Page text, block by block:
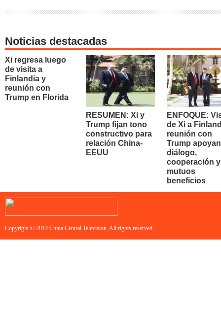
Noticias destacadas
Xi regresa luego
de visita a
Finlandia y
reunión con
Trump en Florida
RESUMEN: Xi y
Trump fijan tono
constructivo para
relación China-
EEUU
ENFOQUE:
de Xi a
reunión con
Trump apoyan
diálogo,
cooperación y
mutuos
beneficios
Copyright © 2014 China Central Television. All rights reserved.